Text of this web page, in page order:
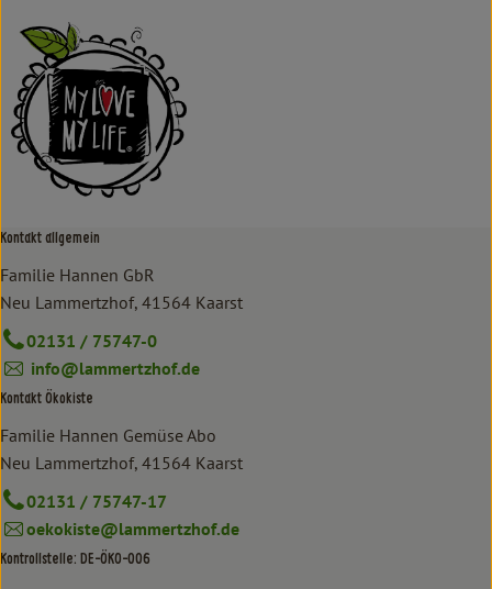
Kontakt allgemein
Familie Hannen GbR
Neu Lammertzhof, 41564 Kaarst
02131 / 75747-0
info@lammertzhof.de
Kontakt Ökokiste
Familie Hannen Gemüse Abo
Neu Lammertzhof, 41564 Kaarst
02131 / 75747-17
oekokiste@lammertzhof.de
Kontrollstelle: DE-ÖKO-006